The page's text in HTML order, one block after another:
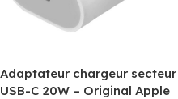
Adaptateur chargeur secteur
USB-C 20W – Original Apple